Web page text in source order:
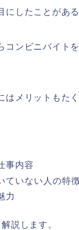
にしたことがあ
コンビニバイト
はメリットもた
事内容
ていない人の特
力
説します。